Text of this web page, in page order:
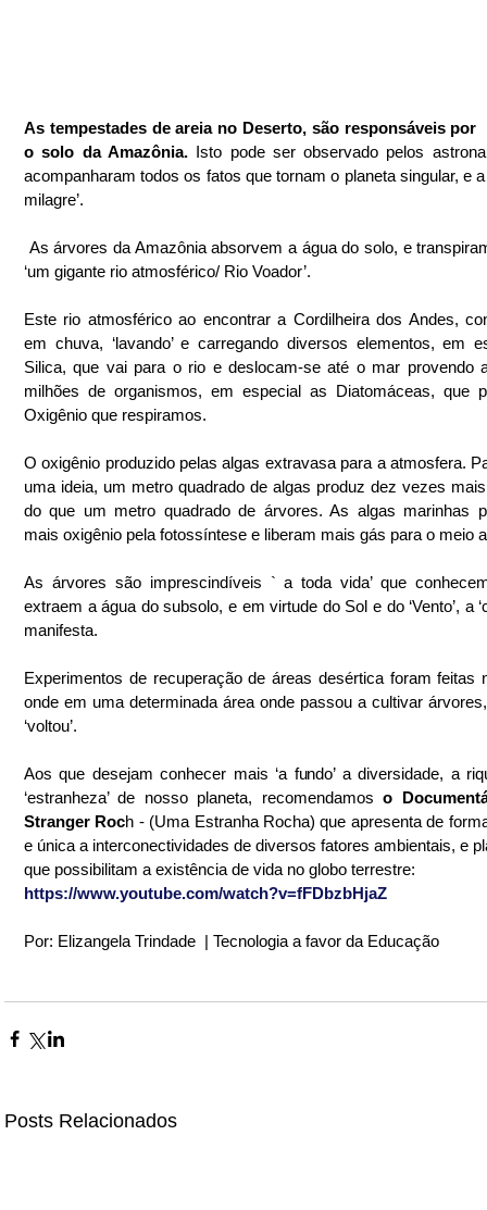
As tempestades de areia no Deserto, são responsáveis por
o solo da Amazônia. Isto pode ser observado pelos
acompanharam todos os fatos que tornam o planeta singular, e a
milagre’.
‘um gigante rio atmosférico/ Rio Voador’.
Este rio atmosférico ao encontrar a Cordilheira dos Andes,
em chuva, ‘lavando’ e carregando diversos elementos, em
Silica, que vai para o rio e deslocam-se até o mar provendo
milhões de organismos, em especial as Diatomáceas, que
Oxigênio que respiramos.
O oxigênio produzido pelas algas extravasa para a atmosfera.
uma ideia, um metro quadrado de algas produz dez vezes
do que um metro quadrado de árvores. As algas marinhas
mais oxigênio pela fotossíntese e liberam mais gás para o meio
As árvores são imprescindíveis ` a toda vida’ que
extraem a água do subsolo, e em virtude do Sol e do ‘Vento’, a
manifesta.
Experimentos de recuperação de áreas desértica foram feitas
onde em uma determinada área onde passou a cultivar
‘voltou’.
Aos que desejam conhecer mais ‘a fundo’ a diversidade, a
‘estranheza’ de nosso planeta, recomendamos o
Stranger Roch - (Uma Estranha Rocha) que apresenta de
e única a interconectividades de diversos fatores ambientais, e
que possibilitam a existência de vida no globo terrestre:
https://www.youtube.com/watch?v=fFDbzbHjaZ
Por: Elizangela Trindade  | Tecnologia a favor da Educação
Posts Relacionados